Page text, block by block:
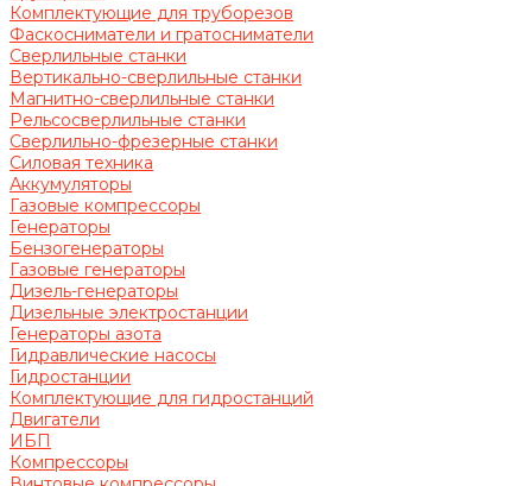
Комплектующие для труборезов
Фаскосниматели и гратосниматели
Сверлильные станки
Вертикально-сверлильные станки
Магнитно-сверлильные станки
Рельсосверлильные станки
Сверлильно-фрезерные станки
Силовая техника
Аккумуляторы
Газовые компрессоры
Генераторы
Бензогенераторы
Газовые генераторы
Дизель-генераторы
Дизельные электростанции
Генераторы азота
Гидравлические насосы
Гидростанции
Комплектующие для гидростанций
Двигатели
ИБП
Компрессоры